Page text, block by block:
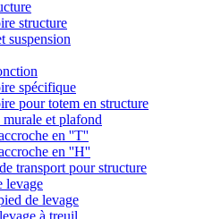
structure
suspension
spécifique
pour totem en structure
et plafond
en ''T''
en ''H''
transport pour structure
levage
de levage